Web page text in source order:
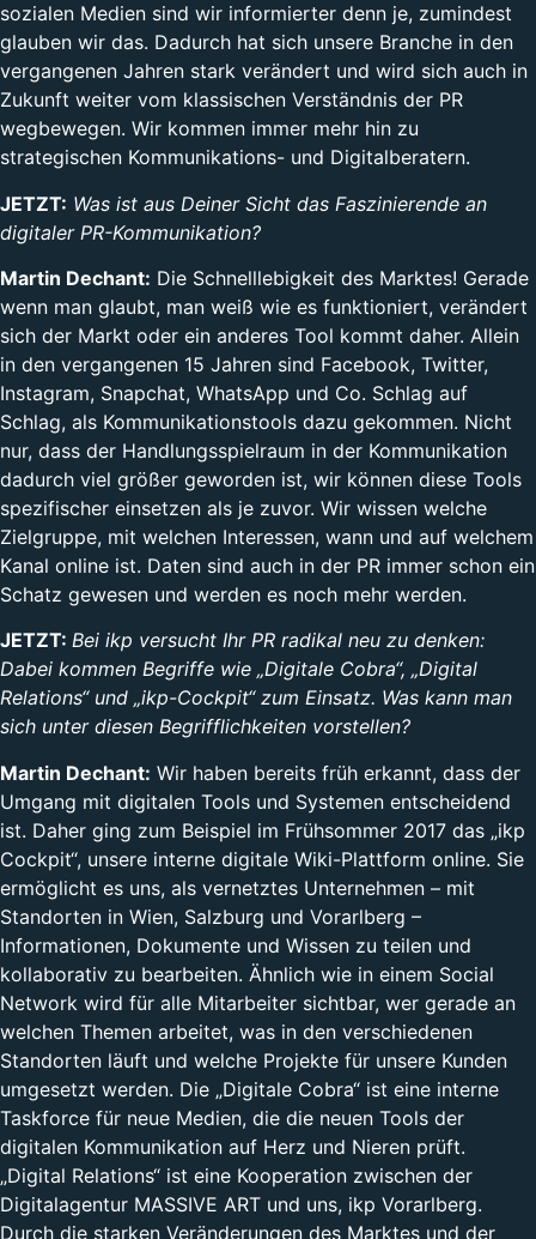
sozialen Medien sind wir informierter denn je, zumindest
glauben wir das. Dadurch hat sich unsere Branche in den
vergangenen Jahren stark verändert und wird sich auch in
Zukunft weiter vom klassischen Verständnis der PR
wegbewegen. Wir kommen immer mehr hin zu
strategischen Kommunikations- und Digitalberatern.
JETZT: Was ist aus Deiner Sicht das Faszinierende an
digitaler PR-Kommunikation?
Martin Dechant: Die Schnelllebigkeit des Marktes! Gerade
wenn man glaubt, man weiß wie es funktioniert, verändert
sich der Markt oder ein anderes Tool kommt daher. Allein
in den vergangenen 15 Jahren sind Facebook, Twitter,
Instagram, Snapchat, WhatsApp und Co. Schlag auf
Schlag, als Kommunikationstools dazu gekommen. Nicht
nur, dass der Handlungsspielraum in der Kommunikation
dadurch viel größer geworden ist, wir können diese Tools
spezifischer einsetzen als je zuvor. Wir wissen welche
Zielgruppe, mit welchen Interessen, wann und auf welchem
Kanal online ist. Daten sind auch in der PR immer schon ein
Schatz gewesen und werden es noch mehr werden.
JETZT: Bei ikp versucht Ihr PR radikal neu zu denken:
Dabei kommen Begriffe wie „Digitale Cobra“, „Digital
Relations“ und „ikp-Cockpit“ zum Einsatz. Was kann man
sich unter diesen Begrifflichkeiten vorstellen?
Martin Dechant: Wir haben bereits früh erkannt, dass der
Umgang mit digitalen Tools und Systemen entscheidend
ist. Daher ging zum Beispiel im Frühsommer 2017 das „ikp
Cockpit“, unsere interne digitale Wiki-Plattform online. Sie
ermöglicht es uns, als vernetztes Unternehmen – mit
Standorten in Wien, Salzburg und Vorarlberg –
Informationen, Dokumente und Wissen zu teilen und
kollaborativ zu bearbeiten. Ähnlich wie in einem Social
Network wird für alle Mitarbeiter sichtbar, wer gerade an
welchen Themen arbeitet, was in den verschiedenen
Standorten läuft und welche Projekte für unsere Kunden
umgesetzt werden. Die „Digitale Cobra“ ist eine interne
Taskforce für neue Medien, die die neuen Tools der
digitalen Kommunikation auf Herz und Nieren prüft.
„Digital Relations“ ist eine Kooperation zwischen der
Digitalagentur MASSIVE ART und uns, ikp Vorarlberg.
Durch die starken Veränderungen des Marktes und der